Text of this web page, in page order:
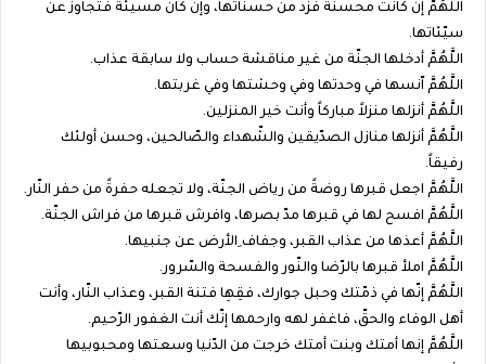
اللَّهُمَّ إن كانت محسنةً فزد من حسناتها، وإن كان مسيئةً فتجاوز عن
سيّئاتها.
اللَّهُمَّ أدخلها الجنّة من غير مناقشة حساب ولا سابقة عذاب.
اللَّهُمَّ اّنسها في وحدتها وفي وحشتها وفي غربتها.
اللَّهُمَّ أنزلها منزلاً مباركاً وأنت خير المنزلين.
اللَّهُمَّ أنزلها منازل الصدّيقين والشّهداء والصّالحين، وحسن أولئك
رفيقاً.
اللَّهُمَّ اجعل قبرها روضةً من رياض الجنّة، ولا تجعله حفرةً من حفر النّار.
اللَّهُمَّ افسح لها في قبرها مدّ بصرها، وافرش قبرها من فراش الجنّة.
اللَّهُمَّ أعذها من عذاب القبر، وجفاف ِالأرض عن جنبيها.
اللَّهُمَّ املأ قبرها بالرّضا والنّور والفسحة والسّرور.
اللَّهُمَّ إنّها في ذمّتك وحبل جوارك، فقِهِا فتنة القبر، وعذاب النّار، وأنت
أهل الوفاء والحقّ، فاغفر لهه وارحمها إنّك أنت الغفور الرّحيم.
اللَّهُمَّ إنها أمتك وبنت أمتك خرجت من الدّنيا وسعتها ومحبوبيها